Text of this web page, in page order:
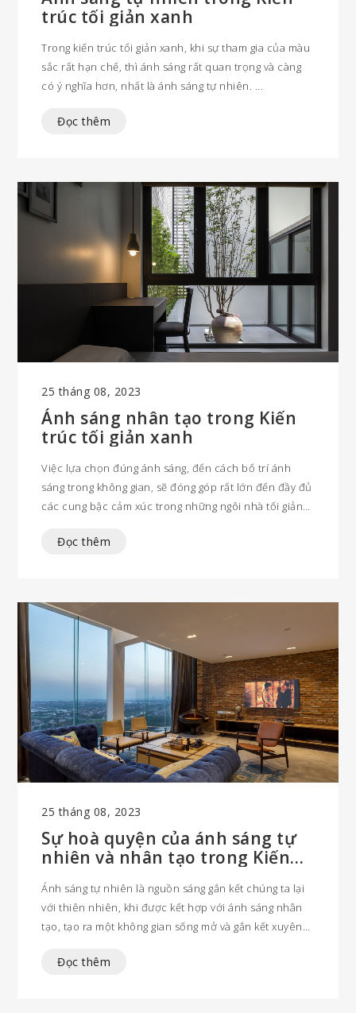
trúc tối giản xanh
Trong kiến trúc tối giản xanh, khi sự tham gia của màu
sắc rất hạn chế, thì ánh sáng rất quan trọng và càng
có ý nghĩa hơn, nhất là ánh sáng tự nhiên.
Đọc thêm
25 tháng 08, 2023
Ánh sáng nhân tạo trong Kiến
trúc tối giản xanh
Việc lựa chọn đúng ánh sáng, đến cách bố trí ánh
sáng trong không gian, sẽ đóng góp rất lớn đến đầy đủ
các cung bậc cảm xúc trong những ngôi nhà tối giản
áp và an nhiên.
Đọc thêm
25 tháng 08, 2023
Sự hoà quyện của ánh sáng tự
nhiên và nhân tạo trong Kiến
trúc tối giản xanh
Ánh sáng tự nhiên là nguồn sáng gắn kết chúng ta lại
với thiên nhiên, khi được kết hợp với ánh sáng nhân
tạo, tạo ra một không gian sống mở và gắn kết xuyên
trộn này mở ra cửa sổ tâm hồn, để ta kết nối sâu hơn
Đọc thêm